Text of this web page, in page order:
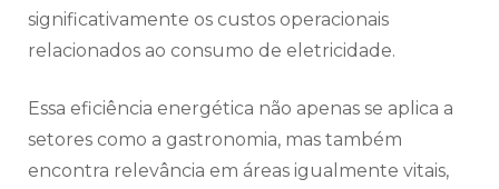
significativamente os custos operacionais
relacionados ao consumo de eletricidade.
Essa eficiência energética não apenas se aplica a
setores como a gastronomia, mas também
encontra relevância em áreas igualmente vitais,